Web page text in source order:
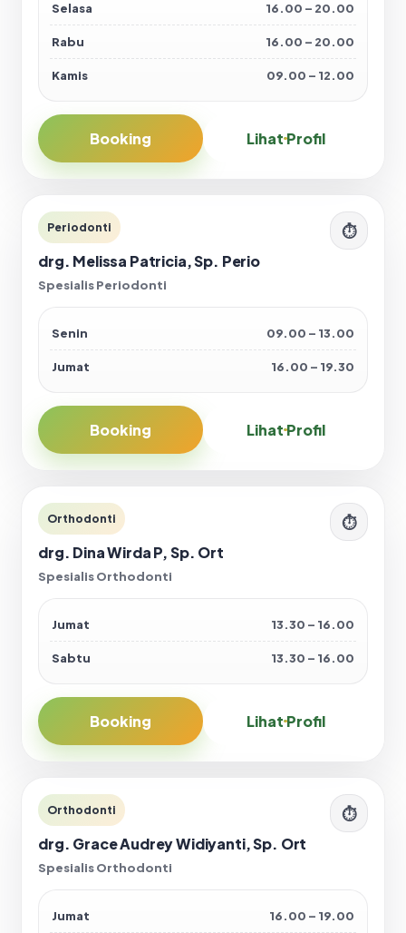
Selasa 16.00 – 20.00
Rabu 16.00 – 20.00
Kamis 09.00 – 12.00
Booking Lihat Profil
Periodonti
drg. Melissa Patricia, Sp. Perio
Spesialis Periodonti
⏱
Senin 09.00 – 13.00
Jumat 16.00 – 19.30
Booking Lihat Profil
Orthodonti
drg. Dina Wirda P, Sp. Ort
Spesialis Orthodonti
⏱
Jumat 13.30 – 16.00
Sabtu 13.30 – 16.00
Booking Lihat Profil
Orthodonti
drg. Grace Audrey Widiyanti, Sp. Ort
Spesialis Orthodonti
⏱
Jumat 16.00 – 19.00